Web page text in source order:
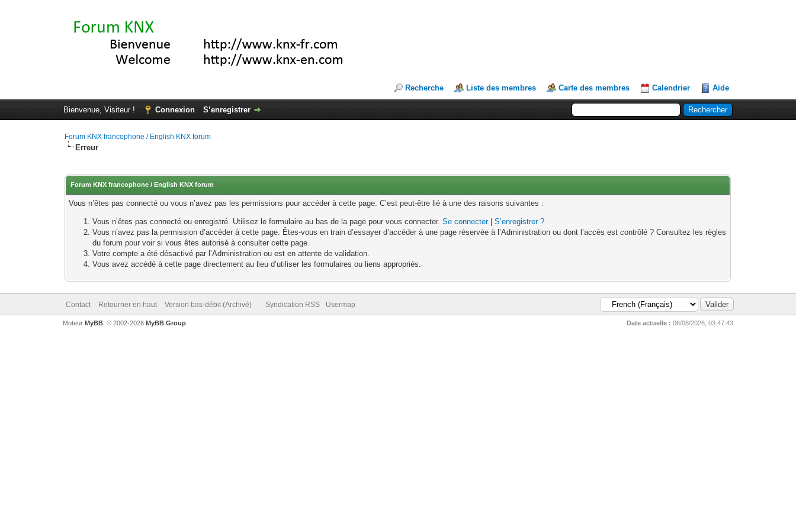
Recherche Liste des membres Carte des membres Calendrier Aide
Bienvenue, Visiteur ! Connexion S’enregistrer
Forum KNX francophone / English KNX forum
Erreur
Forum KNX francophone / English KNX forum
Vous n’êtes pas connecté ou vous n’avez pas les permissions pour accéder à cette page. C’est peut-être lié à une des raisons suivantes :
Vous n’êtes pas connecté ou enregistré. Utilisez le formulaire au bas de la page pour vous connecter.Se connecter|S’enregistrer ?
Vous n’avez pas la permission d’accéder à cette page. Êtes-vous en train d’essayer d’accéder à une page réservée à l’Administration ou dont l’accès est contrôlé ? Consultez les règles
du forum pour voir si vous êtes autorisé à consulter cette page.
Votre compte a été désactivé par l’Administration ou est en attente de validation.
Vous avez accédé à cette page directement au lieu d’utiliser les formulaires ou liens appropriés.
Contact Retourner en haut Version bas-débit (Archivé) Syndication RSS Usermap
Date actuelle : 06/08/2026, 03:47:43
Moteur MyBB, © 2002-2026 MyBB Group.